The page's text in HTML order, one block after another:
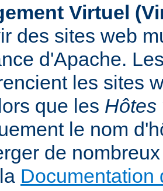
Virtuel
des sites web
d'Apache.
les sites
que les Hôtes
le nom
de
Documentation